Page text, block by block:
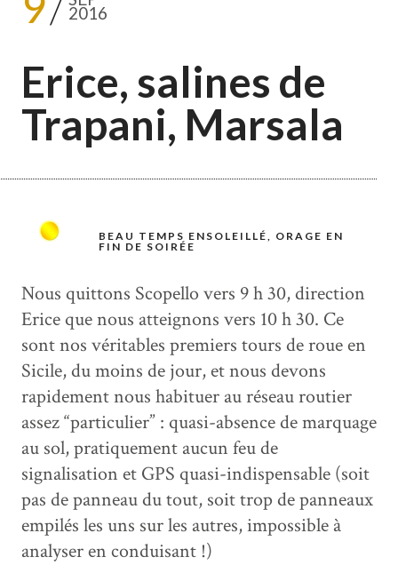
2016
Erice, salines de
Trapani, Marsala
BEAU TEMPS ENSOLEILLÉ, ORAGE EN
FIN DE SOIRÉE
Nous quittons Scopello vers 9 h 30, direction
Erice que nous atteignons vers 10 h 30. Ce
sont nos véritables premiers tours de roue en
Sicile, du moins de jour, et nous devons
rapidement nous habituer au réseau routier
assez “particulier” : quasi-absence de marquage
au sol, pratiquement aucun feu de
signalisation et GPS quasi-indispensable (soit
pas de panneau du tout, soit trop de panneaux
empilés les uns sur les autres, impossible à
analyser en conduisant !)